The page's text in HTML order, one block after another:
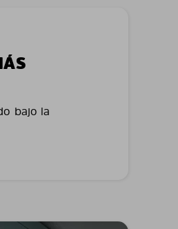
bajo la